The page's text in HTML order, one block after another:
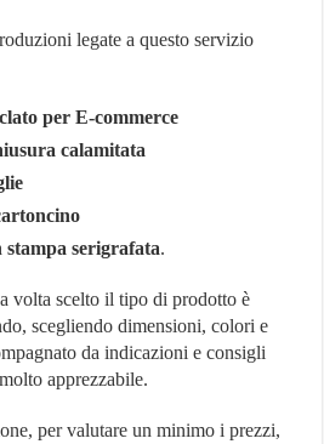
legate a questo servizio
per E-commerce
calamitata
stampa serigrafata.
volta scelto il tipo di prodotto è
scegliendo dimensioni, colori e
da indicazioni e consigli
apprezzabile.
per valutare un minimo i prezzi,